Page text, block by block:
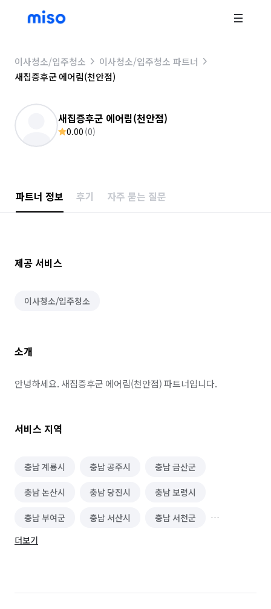
이사청소/입주청소
이사청소/입주청소 파트너
새집증후군 에어림(천안점)
새집증후군 에어림(천안점)
0.00 (0)
파트너 정보 후기 자주 묻는 질문
제공 서비스
이사청소/입주청소
소개
안녕하세요. 새집증후군 에어림(천안점) 파트너입니다.
서비스 지역
충남 계룡시 충남 공주시 충남 금산군
충남 논산시 충남 당진시 충남 보령시
충남 부여군 충남 서산시 충남 서천군
충남 아산시
충남 홍성군
더보기